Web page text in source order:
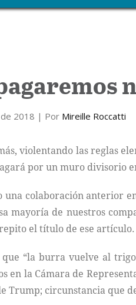
2018 | Por Mireille Roccatti
violentando las reglas
por un muro divisorio
una colaboración anterior
mayoría de nuestros
el título de ese artículo.
“la burra vuelve al
en la Cámara de
Trump; circunstancia que